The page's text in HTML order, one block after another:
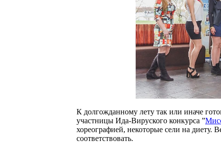
К долгожданному лету так или иначе
участницы Ида-Вируского конкурса ”
хореографией, некоторые сели на диету.
соответствовать.